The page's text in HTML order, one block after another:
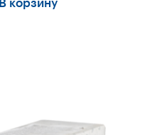
В корзину